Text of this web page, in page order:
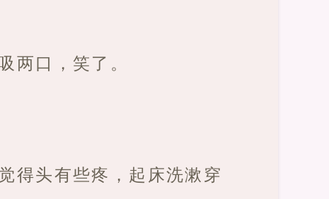
口，笑了。
得头有些疼，起床洗漱穿